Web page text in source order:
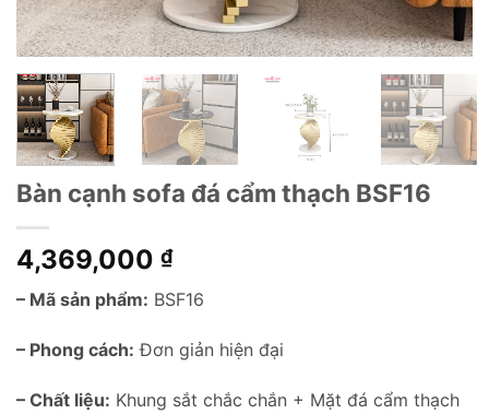
Bàn cạnh sofa đá cẩm thạch BSF16
4,369,000 ₫
– Mã sản phẩm: BSF16
– Phong cách: Đơn giản hiện đại
– Chất liệu: Khung sắt chắc chắn + Mặt đá cẩm thạch